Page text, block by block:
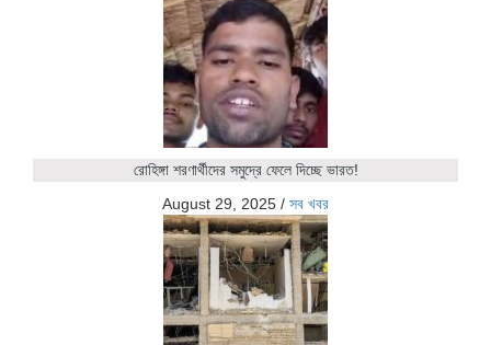
রোহিঙ্গা শরণার্থীদের সমুদ্রে ফেলে দিচ্ছে ভারত!
August 29, 2025 / সব খবর